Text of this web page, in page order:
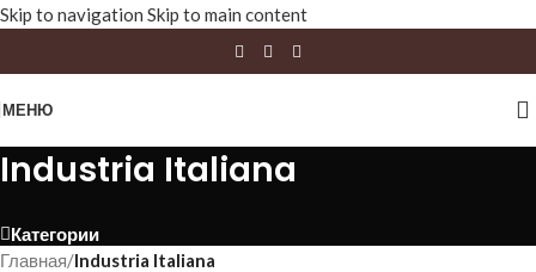
Skip to navigation Skip to main content
МЕНЮ
Industria Italiana
Категории
Главная/Industria Italiana